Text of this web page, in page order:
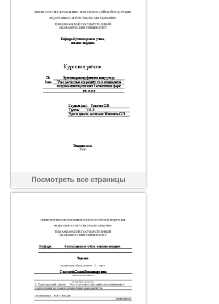
Посмотреть все страницы